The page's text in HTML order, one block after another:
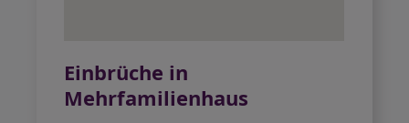
Einbrüche in
Mehrfamilienhaus